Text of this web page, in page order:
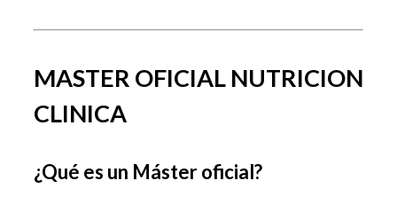
MASTER OFICIAL NUTRICION
CLINICA
¿Qué es un Máster oficial?